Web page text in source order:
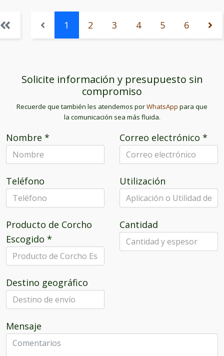
1 2 3 4 5 6
Solicite información y presupuesto sin
compromiso
Recuerde que también les atendemos porWhatsApp para que
la comunicación sea más fluida.
Nombre * Correo electrónico *
Teléfono Utilización
Producto de Corcho
Escogido *
Cantidad
Destino geográfico
Mensaje